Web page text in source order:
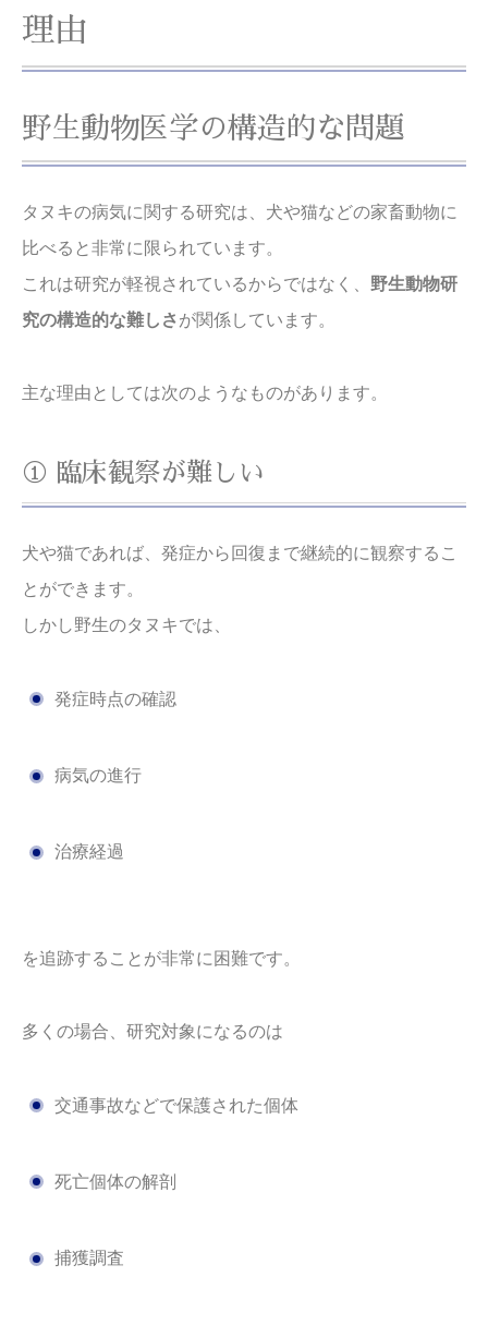
理由
野生動物医学の構造的な問題
タヌキの病気に関する研究は、犬や猫などの家畜動物に
比べると非常に限られています。
これは研究が軽視されているからではなく、 野生動物研
究の構造的な難しさが関係しています。
主な理由としては次のようなものがあります。
① 臨床観察が難しい
犬や猫であれば、発症から回復まで継続的に観察するこ
とができます。
しかし野生のタヌキでは、
発症時点の確認
病気の進行
治療経過
を追跡することが非常に困難です。
多くの場合、研究対象になるのは
交通事故などで保護された個体
死亡個体の解剖
捕獲調査